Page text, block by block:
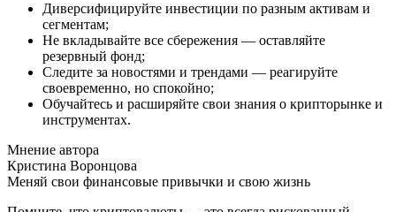
Диверсифицируйте инвестиции по разным активам и
сегментам;
Не вкладывайте все сбережения — оставляйте
резервный фонд;
Следите за новостями и трендами — реагируйте
своевременно, но спокойно;
Обучайтесь и расширяйте свои знания о крипторынке и
инструментах.
Мнение автора
Кристина Воронцова
Меняй свои финансовые привычки и свою жизнь